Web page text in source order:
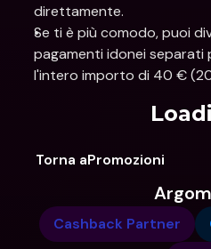
direttamente.
Se ti è più comodo, puoi
pagamenti idonei
l'intero importo di 40 €
Torna aPromozioni
Cashback Partner